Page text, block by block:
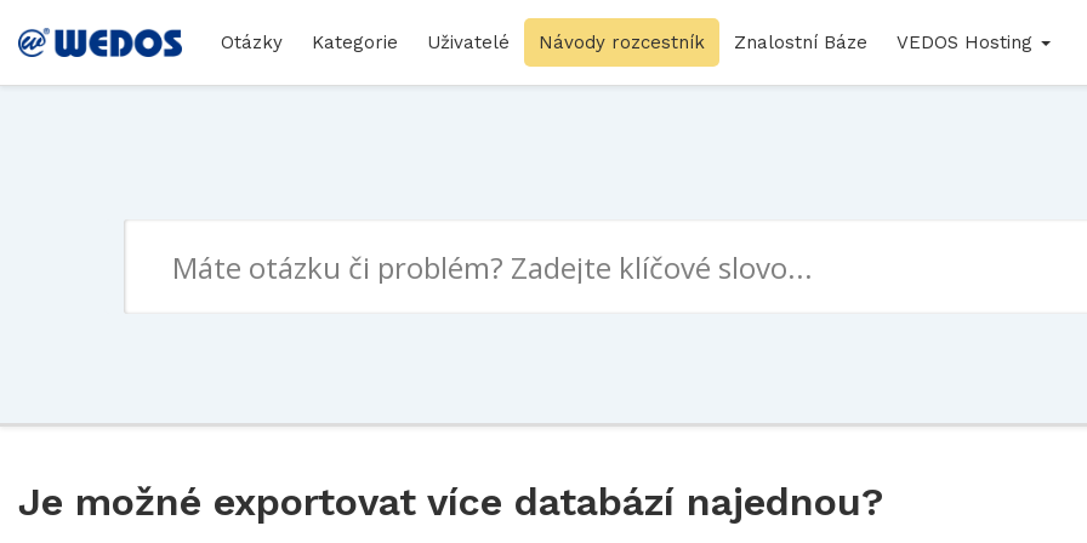
Otázky Kategorie Uživatelé Návody rozcestník Znalostní Báze VEDOS Hosting
Je možné exportovat více databází najednou?